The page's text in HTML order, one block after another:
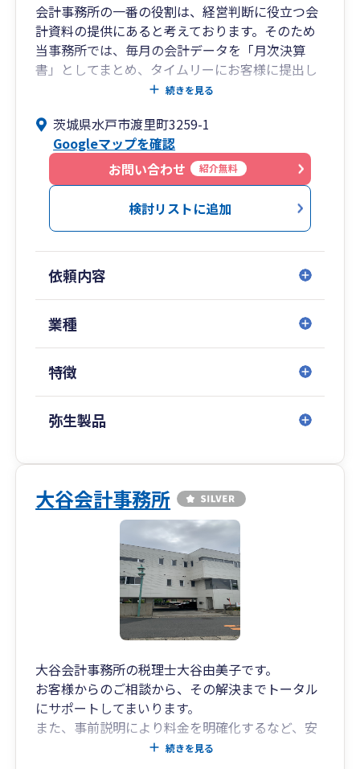
会計事務所の一番の役割は、経営判断に役立つ会
計資料の提供にあると考えております。そのため
当事務所では、毎月の会計データを「月次決算
書」としてまとめ、タイムリーにお客様に提出し
ております。そこでは、現状分析を通じて、経営
どのような対策をとればよいか共に考えていきま
す。
続きを見る
茨城県水戸市渡里町3259-1
Googleマップを確認
お問い合わせ
紹介無料
検討リストに追加
依頼内容
業種
特徴
弥生製品
大谷会計事務所
大谷会計事務所の税理士大谷由美子です。
お客様からのご相談から、その解決までトータル
にサポートしてまいります。
また、事前説明により料金を明確化するなど、安
心してご相談いただけるように配慮しておりま
続きを見る